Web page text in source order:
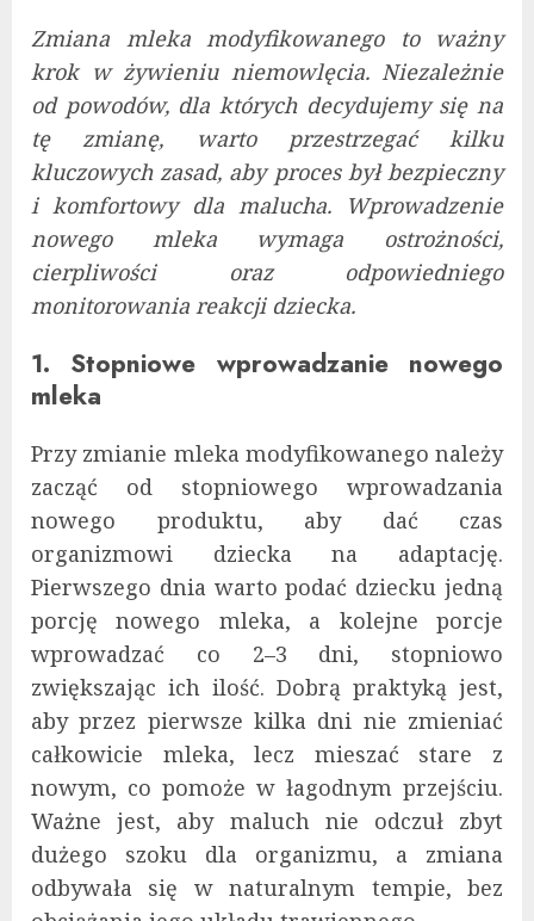
Zmiana mleka modyfikowanego to ważny
krok w żywieniu niemowlęcia. Niezależnie
od powodów, dla których decydujemy się na
tę zmianę, warto przestrzegać kilku
kluczowych zasad, aby proces był bezpieczny
i komfortowy dla malucha. Wprowadzenie
nowego mleka wymaga ostrożności,
cierpliwości oraz odpowiedniego
monitorowania reakcji dziecka.
1. Stopniowe wprowadzanie nowego
mleka
Przy zmianie mleka modyfikowanego należy
zacząć od stopniowego wprowadzania
nowego produktu, aby dać czas
organizmowi dziecka na adaptację.
Pierwszego dnia warto podać dziecku jedną
porcję nowego mleka, a kolejne porcje
wprowadzać co 2–3 dni, stopniowo
zwiększając ich ilość. Dobrą praktyką jest,
aby przez pierwsze kilka dni nie zmieniać
całkowicie mleka, lecz mieszać stare z
nowym, co pomoże w łagodnym przejściu.
Ważne jest, aby maluch nie odczuł zbyt
dużego szoku dla organizmu, a zmiana
odbywała się w naturalnym tempie, bez